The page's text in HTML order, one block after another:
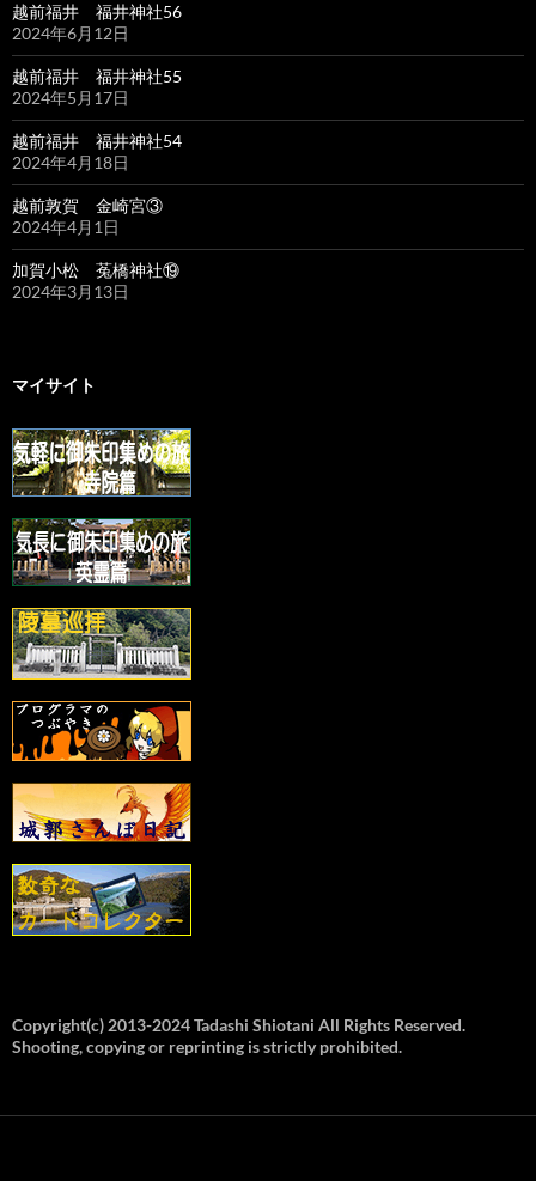
越前福井 福井神社56
2024年6月12日
越前福井 福井神社55
2024年5月17日
越前福井 福井神社54
2024年4月18日
越前敦賀 金崎宮③
2024年4月1日
加賀小松 菟橋神社⑲
2024年3月13日
マイサイト
Copyright(c) 2013-2024 Tadashi Shiotani All Rights Reserved.
Shooting, copying or reprinting is strictly prohibited.